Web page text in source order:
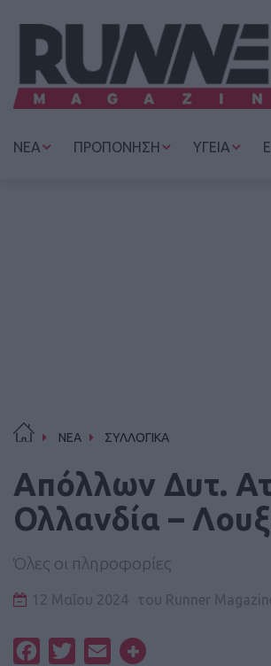
ΝΕΑ ΠΡΟΠΟΝΗΣΗ ΥΓΕΙΑ
ΝΕΑ ΣΥΛΛΟΓΙΚΑ
Απόλλων Δυτ.
Ολλανδία –
Όλες οι πληροφορίες
12 Μαΐου 2024 του Runner
FacebookTwitterEmail